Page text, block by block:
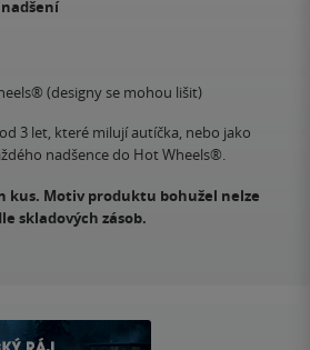
(designy se mohou lišit)
3 let, které milují autíčka, nebo jako
nadšence do Hot Wheels®.
kus. Motiv produktu bohužel nelze
skladových zásob.